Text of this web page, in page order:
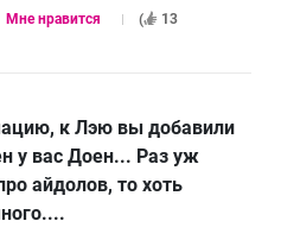
Мне нравится (
13
к Лэю вы добавили
у вас Доен... Раз уж
айдолов, то хоть